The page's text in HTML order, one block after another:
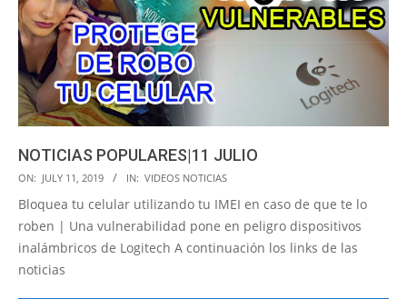
NOTICIAS POPULARES|11 JULIO
2019-
07-
ON: JULY 11, 2019 IN: VIDEOS NOTICIAS
Bloquea tu celular utilizando tu IMEI en caso de que te lo
roben | Una vulnerabilidad pone en peligro dispositivos
inalámbricos de Logitech A continuación los links de las
noticias